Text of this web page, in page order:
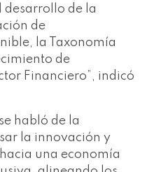
desarrollo de la
de
la Taxonomía
de
Financiero”, indicó
habló de la
la innovación y
una economía